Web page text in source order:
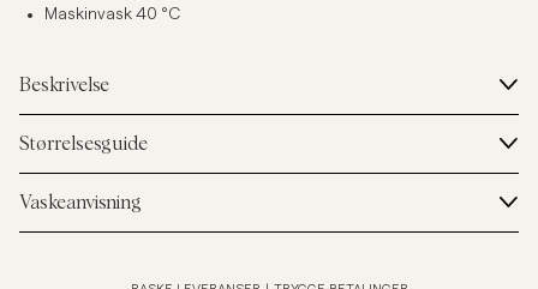
Maskinvask 40 °C
Beskrivelse
Størrelsesguide
Vaskeanvisning